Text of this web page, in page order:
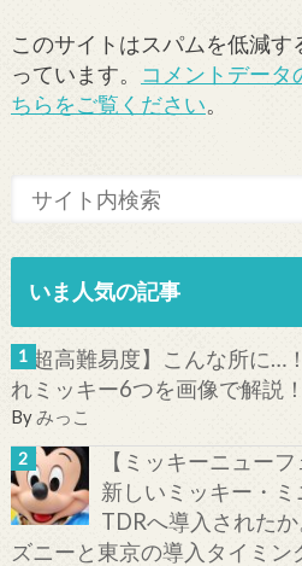
このサイトはスパムを低減
っています。 コメントデータ
ちらをご覧ください。
いま人気の記事
【超高難易度】こんな所に…
れミッキー6つを画像で解説！
Byみっこ
【ミッキーニュー
新しいミッキー・
TDRへ導入された
ズニーと東京の導入タイミン